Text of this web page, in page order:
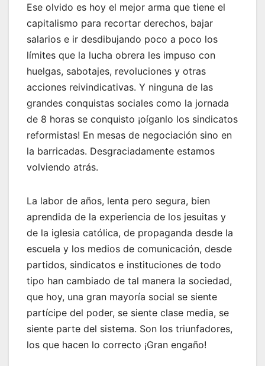
Ese olvido es hoy el mejor arma que tiene el
capitalismo para recortar derechos, bajar
salarios e ir desdibujando poco a poco los
límites que la lucha obrera les impuso con
huelgas, sabotajes, revoluciones y otras
acciones reivindicativas. Y ninguna de las
grandes conquistas sociales como la jornada
de 8 horas se conquisto ¡oíganlo los sindicatos
reformistas! En mesas de negociación sino en
la barricadas. Desgraciadamente estamos
volviendo atrás.
La labor de años, lenta pero segura, bien
aprendida de la experiencia de los jesuitas y
de la iglesia católica, de propaganda desde la
escuela y los medios de comunicación, desde
partidos, sindicatos e instituciones de todo
tipo han cambiado de tal manera la sociedad,
que hoy, una gran mayoría social se siente
partícipe del poder, se siente clase media, se
siente parte del sistema. Son los triunfadores,
los que hacen lo correcto ¡Gran engaño!